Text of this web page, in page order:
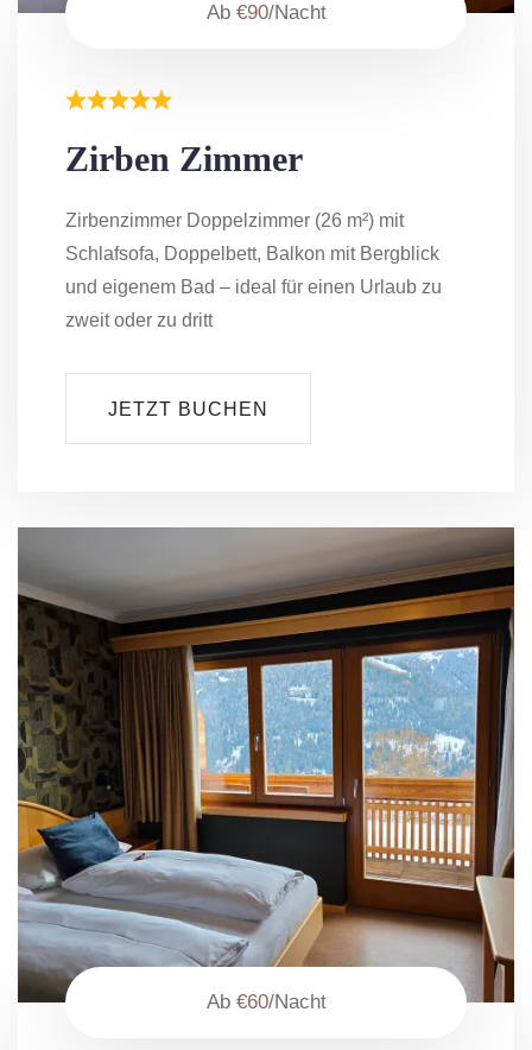
Ab €90/Nacht
Zirben Zimmer
Zirbenzimmer Doppelzimmer (26 m²) mit
Schlafsofa, Doppelbett, Balkon mit Bergblick
und eigenem Bad – ideal für einen Urlaub zu
zweit oder zu dritt
JETZT BUCHEN
Ab €60/Nacht